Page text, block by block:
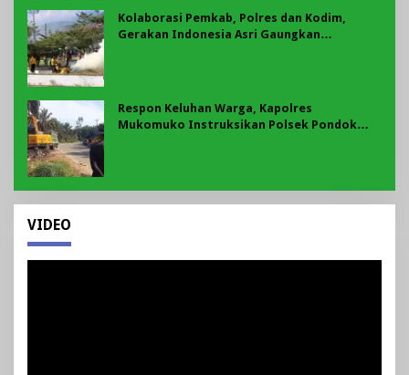
Kolaborasi Pemkab, Polres dan Kodim,
Gerakan Indonesia Asri Gaungkan
Respon Keluhan Warga, Kapolres
Mukomuko Instruksikan Polsek Pondok
VIDEO